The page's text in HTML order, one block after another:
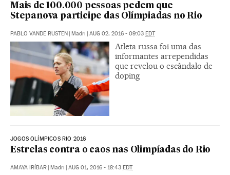
Mais de 100.000 pessoas pedem que
Stepanova participe das Olímpiadas no Rio
PABLO VANDE RUSTEN Madri AUG 02, 2016 - 09:03 EDT
Atleta russa foi uma das
informantes arrependidas
que revelou o escândalo de
doping
JOGOS OLÍMPICOS RIO 2016
Estrelas contra o caos nas Olimpíadas do Rio
AMAYA IRÍBAR | Madri | AUG 01, 2016 - 18:43 EDT